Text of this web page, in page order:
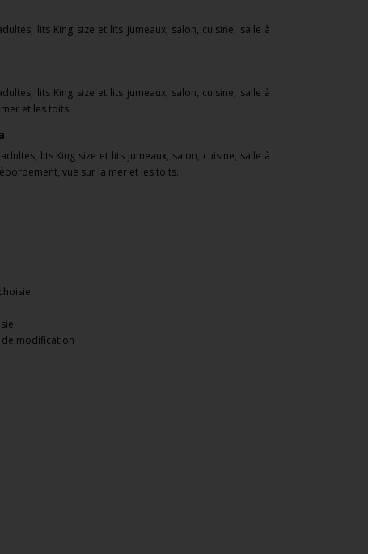
lits King size et lits jumeaux, salon, cuisine, salle à
lits King size et lits jumeaux, salon, cuisine, salle à
et les toits.
lits King size et lits jumeaux, salon, cuisine, salle à
vue sur la mer et les toits.
de modification